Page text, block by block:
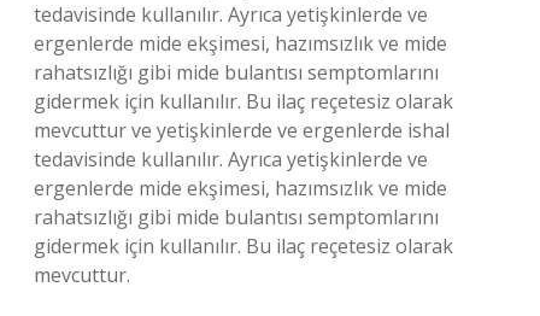
tedavisinde kullanılır. Ayrıca yetişkinlerde ve
ergenlerde mide ekşimesi, hazımsızlık ve mide
rahatsızlığı gibi mide bulantısı semptomlarını
gidermek için kullanılır. Bu ilaç reçetesiz olarak
mevcuttur ve yetişkinlerde ve ergenlerde ishal
tedavisinde kullanılır. Ayrıca yetişkinlerde ve
ergenlerde mide ekşimesi, hazımsızlık ve mide
rahatsızlığı gibi mide bulantısı semptomlarını
gidermek için kullanılır. Bu ilaç reçetesiz olarak
mevcuttur.